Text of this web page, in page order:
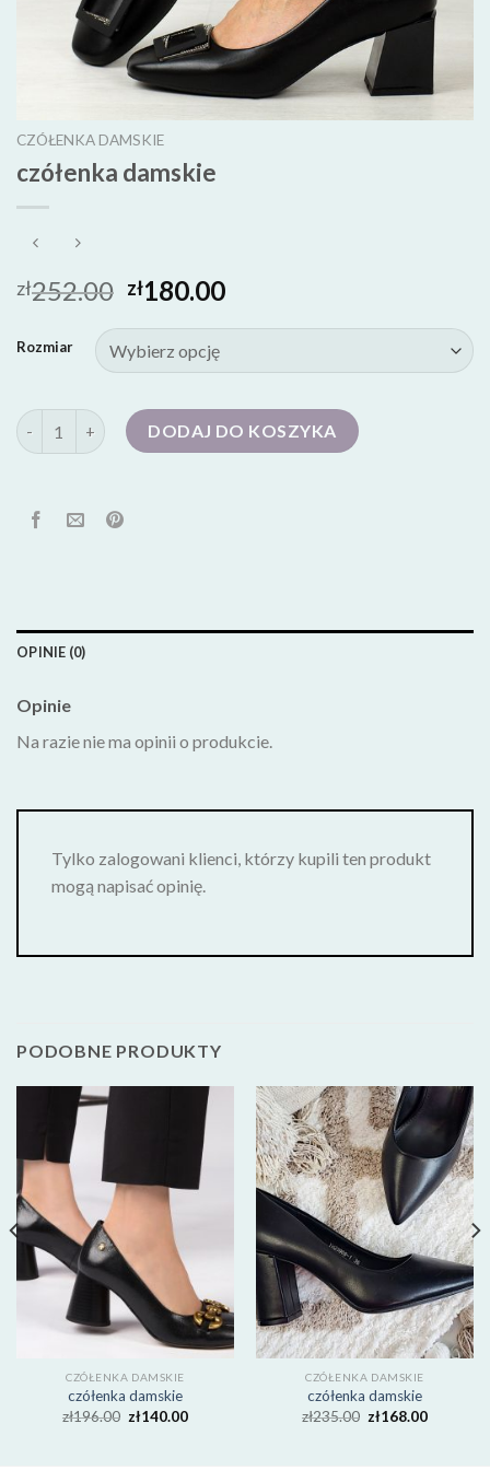
CZÓŁENKA DAMSKIE
czółenka damskie
zł252.00 zł180.00
Rozmiar
ilość czółenka damskieDODAJ DO KOSZYKA
OPINIE (0)
Opinie
Na razie nie ma opinii o produkcie.
Tylko zalogowani klienci, którzy kupili ten produkt
mogą napisać opinię.
PODOBNE PRODUKTY
CZÓŁENKA DAMSKIE
czółenka damskie
zł196.00 zł140.00
CZÓŁENKA DAMSKIE
czółenka damskie
zł235.00 zł168.00